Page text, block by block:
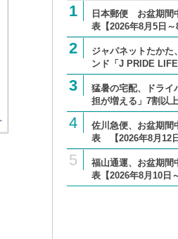
1
日本郵便 お盆期間
表【2026年8月5日～
2
ジャパネットたかた
ンド「J PRIDE
3
猛暑の宅配、ドライ
担が増える」7割以
4
佐川急便、お盆期間
表 【2026年8月12日
5
福山通運、お盆期間
表【2026年8月10日